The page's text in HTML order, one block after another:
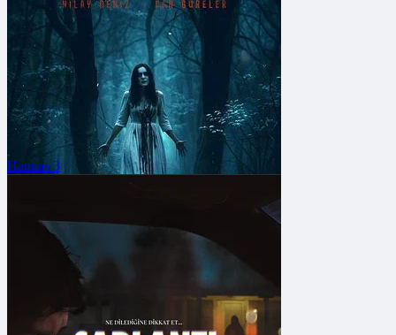
FRAGMANA GİT
Vizyon Tarihi: 31 Temmuz 2026
Vizyon Tarihi: 10 Temmuz 2026
Hannas 3